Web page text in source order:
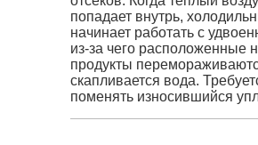
попадает внутрь,
начинает работать с
из-за чего расположенные
продукты
скапливается вода.
поменять износившийся